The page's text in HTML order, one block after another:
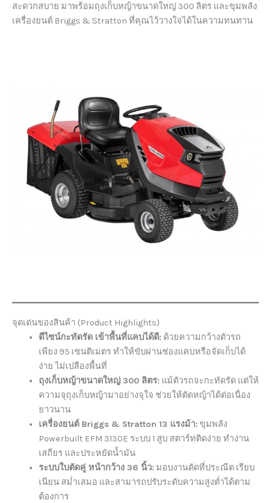
สะดวกสบาย มาพร้อมถุงเก็บหญ้าขนาดใหญ่ 300 ลิตร และขุมพลัง
เครื่องยนต์ Briggs & Stratton ที่คุณไว้วางใจได้ในความทนทาน
จุดเด่นของสินค้า (Product Highlights)
ดีไซน์กะทัดรัด เข้าพื้นที่แคบได้ดี: ด้วยความกว้างตัวรถ
เพียง 95 เซนติเมตร ทำให้ขับผ่านช่องแคบหรือจัดเก็บได้
ง่าย ไม่เปลืองพื้นที่
ถุงเก็บหญ้าขนาดใหญ่ 300 ลิตร: แม้ตัวรถจะกะทัดรัด แต่ให้
ความจุถุงเก็บหญ้ามาอย่างจุใจ ช่วยให้ตัดหญ้าได้ต่อเนื่อง
ยาวนาน
เครื่องยนต์ Briggs & Stratton 13 แรงม้า: ขุมพลัง
Powerbuilt EFM 3130E ระบบ 1 สูบ สตาร์ทติดง่าย ทำงาน
เสถียร และประหยัดน้ำมัน
ระบบใบตัดคู่ หน้ากว้าง 36 นิ้ว: มอบงานตัดที่ประณีต เรียบ
เนียน สม่ำเสมอ และสามารถปรับระดับความสูงต่ำได้ตาม
ต้องการ